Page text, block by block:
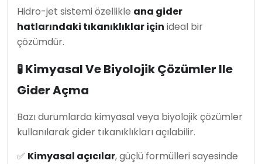
Hidro-jet sistemi özellikle ana gider
hatlarındaki tıkanıklıklar için ideal bir
çözümdür.
🧪 Kimyasal Ve Biyolojik Çözümler Ile
Gider Açma
Bazı durumlarda kimyasal veya biyolojik çözümler
kullanılarak gider tıkanıklıkları açılabilir.
✅ Kimyasal açıcılar, güçlü formülleri sayesinde